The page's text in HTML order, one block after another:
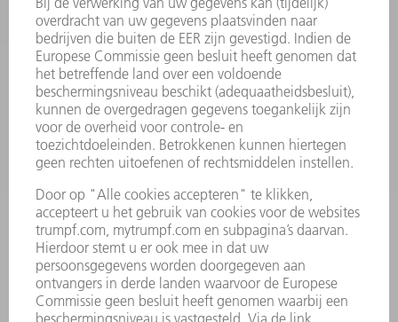
SMART FACTORY
SOFTWARE
SERVICES
TOEPASSINGEN
SECTOREN
ONDERNEMING
CARRIÈRE
VACATURES
BEDRIJFSPROFIEL
JAARVERSLAG
BEDRIJFSPRINCIPES
COMPLIANCE
KLOKKENLUIDERSYSTEEM
BEVEILIGING
PERSBERICHTEN
TIJDSCHRIFTEN
DUURZAAMHEID